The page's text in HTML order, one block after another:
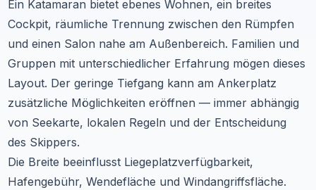
Ein Katamaran bietet ebenes Wohnen, ein breites
Cockpit, räumliche Trennung zwischen den Rümpfen
und einen Salon nahe am Außenbereich. Familien und
Gruppen mit unterschiedlicher Erfahrung mögen dieses
Layout. Der geringe Tiefgang kann am Ankerplatz
zusätzliche Möglichkeiten eröffnen — immer abhängig
von Seekarte, lokalen Regeln und der Entscheidung
des Skippers.
Die Breite beeinflusst Liegeplatzverfügbarkeit,
Hafengebühr, Wendefläche und Windangriffsfläche.